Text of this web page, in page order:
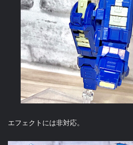
エフェクトには非対応。